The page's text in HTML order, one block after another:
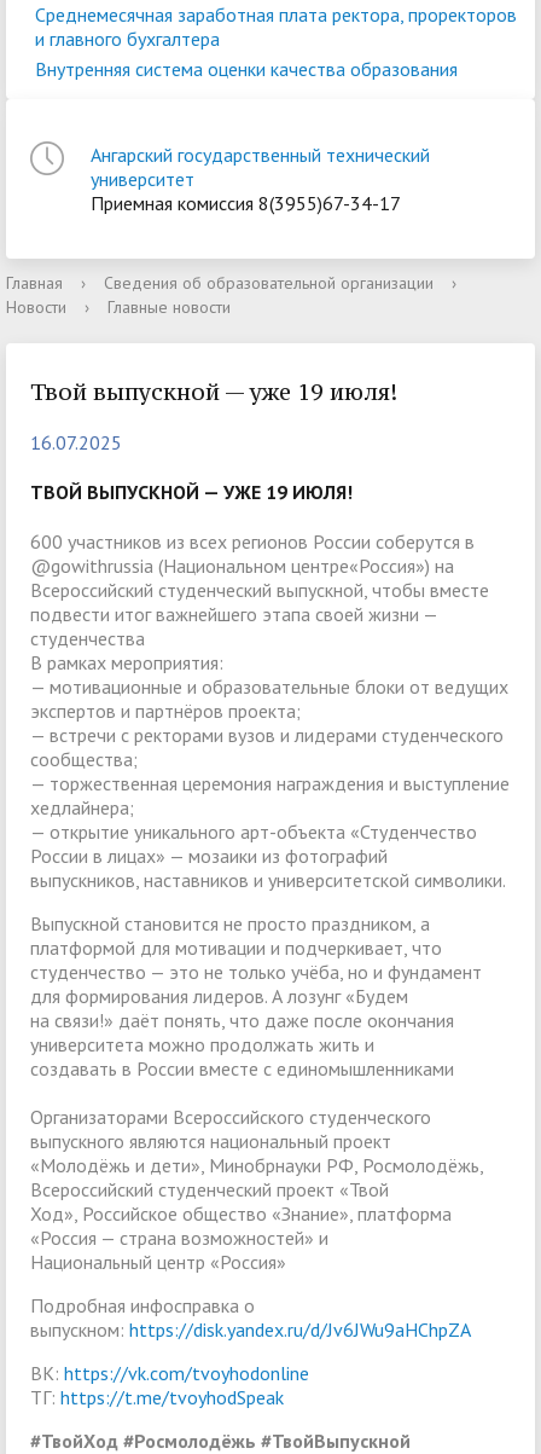
Среднемесячная заработная плата ректора, проректоров
и главного бухгалтера
Внутренняя система оценки качества образования
Ангарский государственный технический
университет
Приемная комиссия 8(3955)67-34-17
Главная › Сведения об образовательной организации
›
Новости
› Главные новости
Твой выпускной — уже 19 июля!
16.07.2025
ТВОЙ ВЫПУСКНОЙ — УЖЕ 19 ИЮЛЯ!
600 участников из всех регионов России соберутся в
@gowithrussia (Национальном центре«Россия») на
Всероссийский студенческий выпускной, чтобы вместе
подвести итог важнейшего этапа своей жизни —
студенчества
В рамках мероприятия:
— мотивационные и образовательные блоки от ведущих
экспертов и партнёров проекта;
— встречи с ректорами вузов и лидерами студенческого
сообщества;
— торжественная церемония награждения и выступление
хедлайнера;
— открытие уникального арт-объекта «Студенчество
России в лицах» — мозаики из фотографий
выпускников, наставников и университетской символики.
Выпускной становится не просто праздником, а
платформой для мотивации и подчеркивает, что
студенчество — это не только учёба, но и фундамент
для формирования лидеров. А лозунг «Будем
на связи!» даёт понять, что даже после окончания
университета можно продолжать жить и
создавать в России вместе с единомышленниками
Организаторами Всероссийского студенческого
выпускного являются национальный проект
«Молодёжь и дети», Минобрнауки РФ, Росмолодёжь,
Всероссийский студенческий проект «Твой
Ход», Российское общество «Знание», платформа
«Россия — страна возможностей» и
Национальный центр «Россия»
Подробная инфосправка о
выпускном: https://disk.yandex.ru/d/Jv6JWu9aHChpZA
ВК: https://vk.com/tvoyhodonline
ТГ: https://t.me/tvoyhodSpeak
#ТвойХод #Росмолодёжь #ТвойВыпускной